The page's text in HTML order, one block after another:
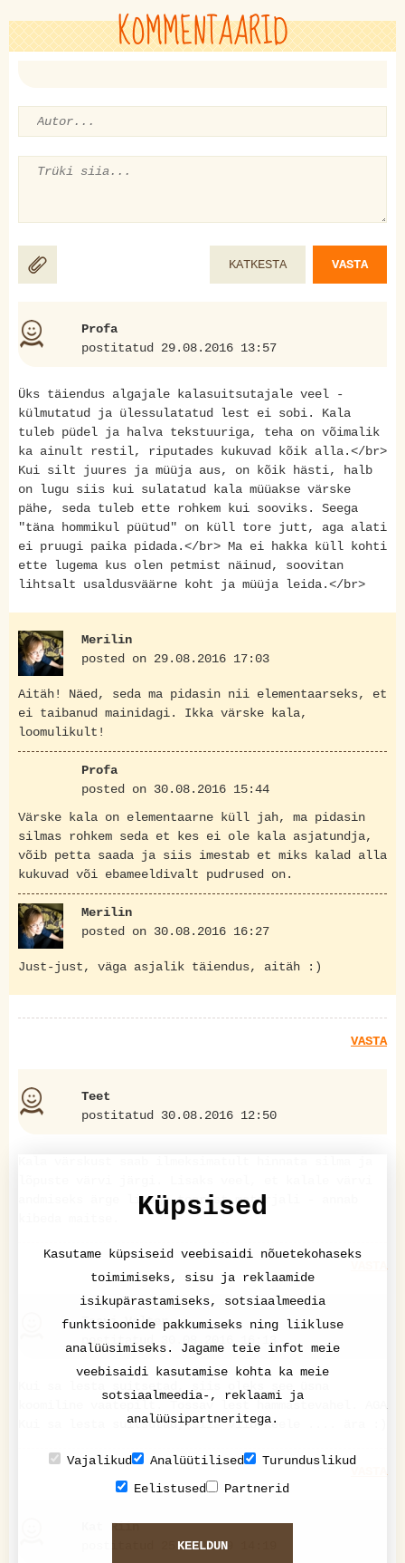
KOMMENTAARID
KATKESTA VASTA
Profa
postitatud 29.08.2016 13:57
Üks täiendus algajale kalasuitsutajale veel -
külmutatud ja ülessulatatud lest ei sobi. Kala
tuleb püdel ja halva tekstuuriga, teha on võimalik
ka ainult restil, riputades kukuvad kõik alla.</br>
Kui silt juures ja müüja aus, on kõik hästi, halb
on lugu siis kui sulatatud kala müüakse värske
pähe, seda tuleb ette rohkem kui sooviks. Seega
"täna hommikul püütud" on küll tore jutt, aga alati
ei pruugi paika pidada.</br> Ma ei hakka küll kohti
ette lugema kus olen petmist näinud, soovitan
lihtsalt usaldusväärne koht ja müüja leida.</br>
Merilin
posted on 29.08.2016 17:03
Aitäh! Näed, seda ma pidasin nii elementaarseks, et
ei taibanud mainidagi. Ikka värske kala,
loomulikult!
Profa
posted on 30.08.2016 15:44
Värske kala on elementaarne küll jah, ma pidasin
silmas rohkem seda et kes ei ole kala asjatundja,
võib petta saada ja siis imestab et miks kalad alla
kukuvad või ebameeldivalt pudrused on.
Merilin
posted on 30.08.2016 16:27
Just-just, väga asjalik täiendus, aitäh :)
VASTA
Teet
postitatud 30.08.2016 12:50
andmiseks ärge lisage toorest materjali - annab
Taavi Valter
postitatud 30.08.2016 16:13
Kui sa lesta suitsetad, siis oleks see üsna
koomiline vaatepilt. Tossav lest hammastevahel. AGA
Kui sa lesta suitsutad, siis viib keele .... ära :)
Kat Riin
postitatud 25.08.2019 14:19
Küpsised
Kasutame küpsiseid veebisaidi nõuetekohaseks
toimimiseks, sisu ja reklaamide
isikupärastamiseks, sotsiaalmeedia
funktsioonide pakkumiseks ning liikluse
analüüsimiseks. Jagame teie infot meie
veebisaidi kasutamise kohta ka meie
sotsiaalmeedia-, reklaami ja
analüüsipartneritega.
Vajalikud Analüütilised
Turunduslikud
Eelistused
Partnerid
KEELDUN